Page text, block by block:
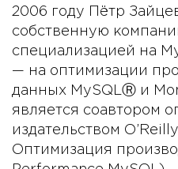
2006 году Пётр
собственную
специализацией на
— на оптимизации
данных MySQLⓇ и
является соавтором
издательством
Оптимизация